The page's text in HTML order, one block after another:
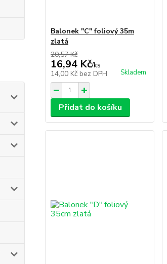
Balonek "C" foliový 35m
zlatá
20,57 Kč
16,94 Kč/ks
14,00 Kč bez DPH Skladem
Přidat do košíku